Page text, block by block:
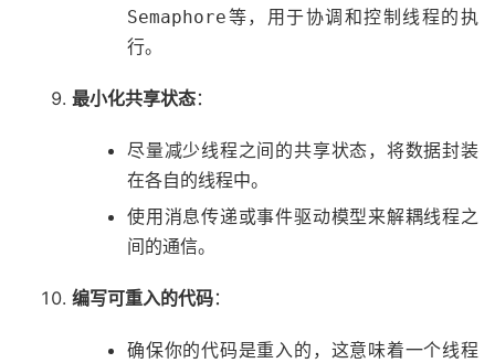
Semaphore等，用于协调和控制线程的执
行。
最小化共享状态：
尽量减少线程之间的共享状态，将数据封装
在各自的线程中。
使用消息传递或事件驱动模型来解耦线程之
间的通信。
编写可重入的代码：
确保你的代码是重入的，这意味着一个线程